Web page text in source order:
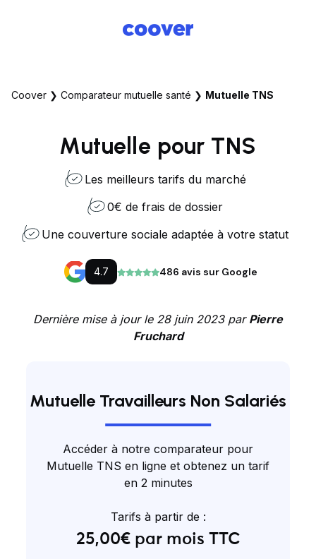
Coover ❯ Comparateur mutuelle santé ❯ Mutuelle TNS
Mutuelle pour TNS
Les meilleurs tarifs du marché
0€ de frais de dossier
Une couverture sociale adaptée à votre statut
4.7 486 avis sur Google
Dernière mise à jour le 28 juin 2023 par Pierre
Fruchard
Mutuelle Travailleurs Non Salariés
Accéder à notre comparateur pour
Mutuelle TNS en ligne et obtenez un tarif
en 2 minutes
Tarifs à partir de :
25,00€ par mois TTC